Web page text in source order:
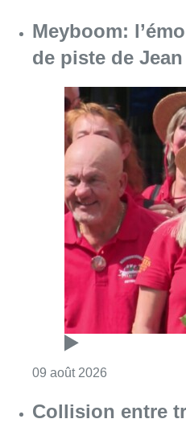
Meyboom:
de piste de
09 août 2026
Collision entre